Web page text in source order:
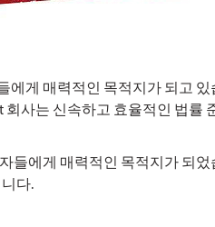
게 매력적인 목적지가 되고
사는 신속하고 효율적인 법
들에게 매력적인 목적지가 되
다.